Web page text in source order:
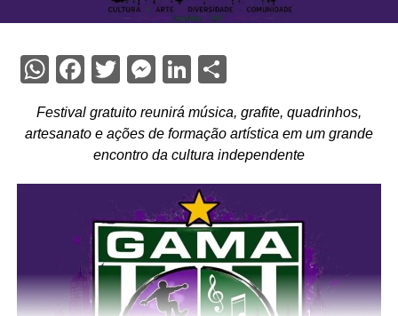
WhatsApp
Facebook
Twitter
Messenger
LinkedIn
Share
Festival gratuito reunirá música, grafite, quadrinhos,
artesanato e ações de formação artística em um grande
encontro da cultura independente